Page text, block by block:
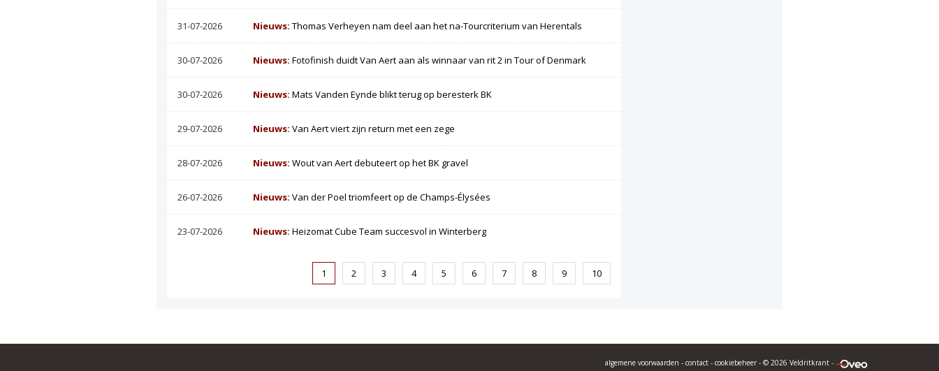
31-07-2026 Nieuws:Thomas Verheyen nam deel aan het na-Tourcriterium van Herentals
30-07-2026 Nieuws:Fotofinish duidt Van Aert aan als winnaar van rit 2 in Tour of Denmark
30-07-2026 Nieuws:Mats Vanden Eynde blikt terug op beresterk BK
29-07-2026 Nieuws:Van Aert viert zijn return met een zege
28-07-2026 Nieuws:Wout van Aert debuteert op het BK gravel
26-07-2026 Nieuws:Van der Poel triomfeert op de Champs-Élysées
23-07-2026 Nieuws:Heizomat Cube Team succesvol in Winterberg
1 2 3 4 5 6 7 8 9 10
algemene voorwaarden - contact - cookiebeheer - © 2026 Veldritkrant -